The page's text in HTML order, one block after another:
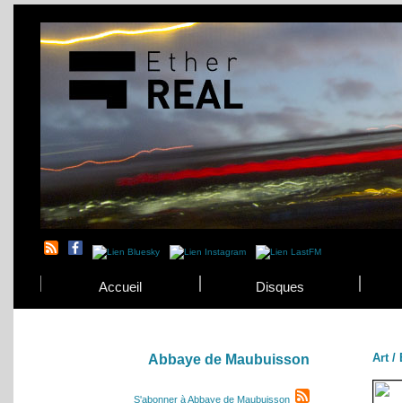
Accueil Disques
Abbaye de Maubuisson
S'abonner à Abbaye de Maubuisson
Art /